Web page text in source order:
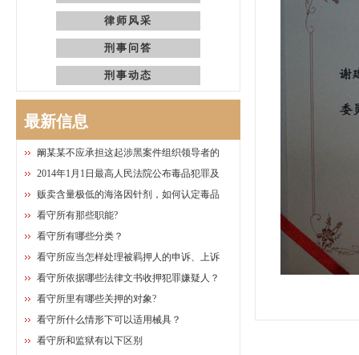
律师风采
刑事问答
刑事动态
最新信息
阚某某不应承担这起涉黑案件组织领导者的
2014年1月1日最高人民法院公布毒品犯罪及
贩卖含量极低的海洛因针剂，如何认定毒品
看守所有那些职能?
看守所有哪些分类？
看守所应当怎样处理被羁押人的申诉、上诉
看守所依据哪些法律文书收押犯罪嫌疑人？
看守所里有哪些关押的对象?
看守所什么情形下可以适用械具？
看守所和监狱有以下区别